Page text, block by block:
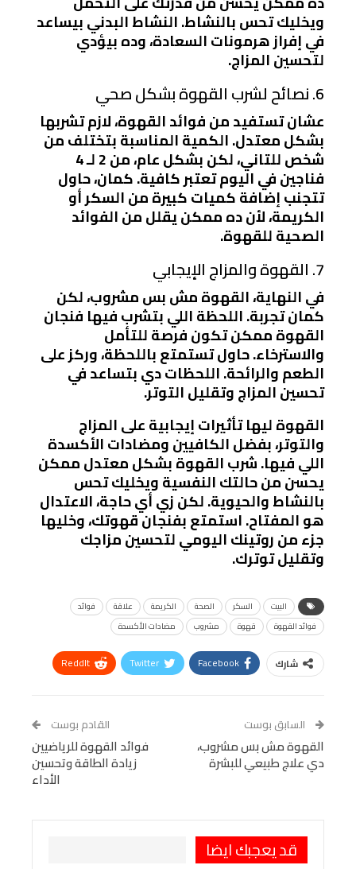
ويخليك تحس بالنشاط. النشاط البدني بيساعد
في إفراز هرمونات السعادة، وده بيؤدي
لتحسين المزاج.
6. نصائح لشرب القهوة بشكل صحي
عشان تستفيد من فوائد القهوة، لازم تشربها
بشكل معتدل. الكمية المناسبة بتختلف من
شخص للتاني، لكن بشكل عام، من 2 لـ 4
فناجين في اليوم تعتبر كافية. كمان، حاول
تتجنب إضافة كميات كبيرة من السكر أو
الكريمة، لأن ده ممكن يقلل من الفوائد
الصحية للقهوة.
7. القهوة والمزاج الإيجابي
في النهاية، القهوة مش بس مشروب، لكن
كمان تجربة. اللحظة اللي بتشرب فيها فنجان
القهوة ممكن تكون فرصة للتأمل
والاسترخاء. حاول تستمتع باللحظة، وركز على
الطعم والرائحة. اللحظات دي بتساعد في
تحسين المزاج وتقليل التوتر.
القهوة ليها تأثيرات إيجابية على المزاج
والتوتر، بفضل الكافيين ومضادات الأكسدة
اللي فيها. شرب القهوة بشكل معتدل ممكن
يحسن من حالتك النفسية ويخليك تحس
بالنشاط والحيوية. لكن زي أي حاجة، الاعتدال
هو المفتاح. استمتع بفنجان قهوتك، وخليها
جزء من روتينك اليومي لتحسين مزاجك
وتقليل توترك.
البيت السكر الصحة الكريمة علاقة
فوائد
فوائد القهوة
قهوة مشروب مضادات الأكسدة
شارك Facebook
Twitter
ReddIt
البريد الإلكتروني
StumbleUpon
VK
Digg
LINE
BlackBerry
Viber
السابق بوست
القهوة مش بس مشروب،
دي علاج طبيعي للبشرة
القادم بوست
فوائد القهوة للرياضيين
زيادة الطاقة وتحسين
الأداء
قد يعجبك ايضا